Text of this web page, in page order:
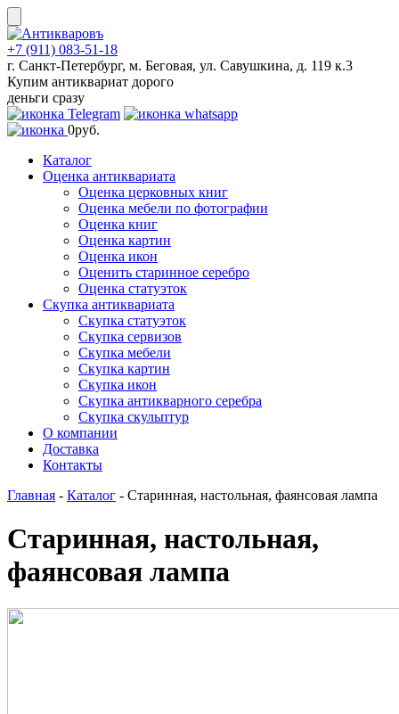
Skip
to
content
+7 (911) 083-51-18
г. Санкт-Петербург, м. Беговая, ул. Савушкина, д. 119 к.3
Купим антиквариат дорого
деньги сразу
0руб.
Каталог
Оценка антиквариата
Оценка церковных книг
Оценка мебели по фотографии
Оценка книг
Оценка картин
Оценка икон
Оценить старинное серебро
Оценка статуэток
Скупка антиквариата
Скупка статуэток
Скупка сервизов
Скупка мебели
Скупка картин
Скупка икон
Скупка антикварного серебра
Скупка скульптур
О компании
Доставка
Контакты
Главная - Каталог - Старинная, настольная, фаянсовая лампа
Старинная, настольная,
фаянсовая лампа